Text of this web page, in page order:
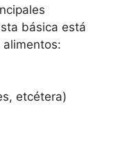
básica está
etcétera)